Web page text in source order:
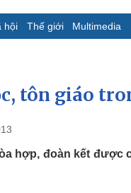
hội Thế giới Multimedia
Dự báo thời tiết
Giáo dục
Biển đảo
tôn giáo
hợp, đoàn kết